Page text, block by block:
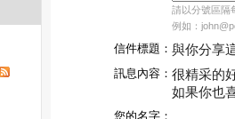
請以分號區隔
例如：
信件標題： 與你分享
訊息內容： 很精采的
如果你也
您的名字：